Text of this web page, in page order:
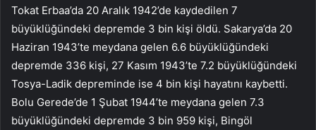
Tokat Erbaa’da 20 Aralık 1942’de kaydedilen 7
büyüklüğündeki depremde 3 bin kişi öldü. Sakarya’da 20
Haziran 1943’te meydana gelen 6.6 büyüklüğündeki
depremde 336 kişi, 27 Kasım 1943’te 7.2 büyüklüğündeki
Tosya-Ladik depreminde ise 4 bin kişi hayatını kaybetti.
Bolu Gerede’de 1 Şubat 1944’te meydana gelen 7.3
büyüklüğündeki depremde 3 bin 959 kişi, Bingöl